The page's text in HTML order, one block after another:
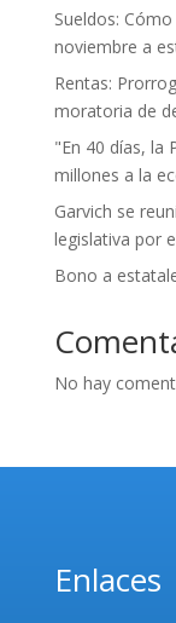
Sueldos:
noviembre a
Rentas:
moratoria de
"En 40 días, la
millones a la
Garvich se
legislativa por
Bono a
No hay
Enlaces